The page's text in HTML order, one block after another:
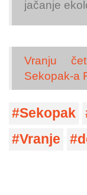
jačanje
Vranju
Sekopak-a
Sekopak
Vranje